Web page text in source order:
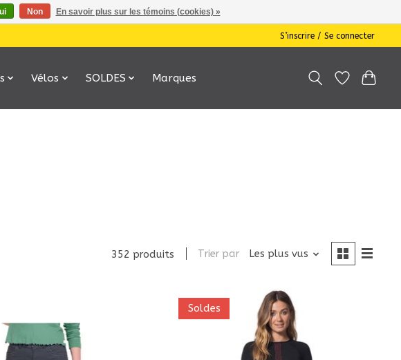
S’inscrire / Se connecter
Vélos SOLDES Marques
352 produits Trier par Les plus vus
Soldes
Non En savoir plus sur les témoins (cookies) »